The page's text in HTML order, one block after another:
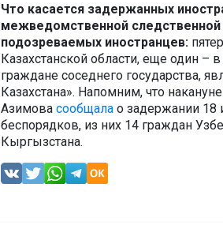
Что касается задержанных
межведомственной следственной
подозреваемых иностранцев:
Казахстанской области, еще один
граждане соседнего государства,
Казахстана». Напомним, что
Азимова сообщала о задержании 18
беспорядков, из них 14 граждан
Кыргызстана.